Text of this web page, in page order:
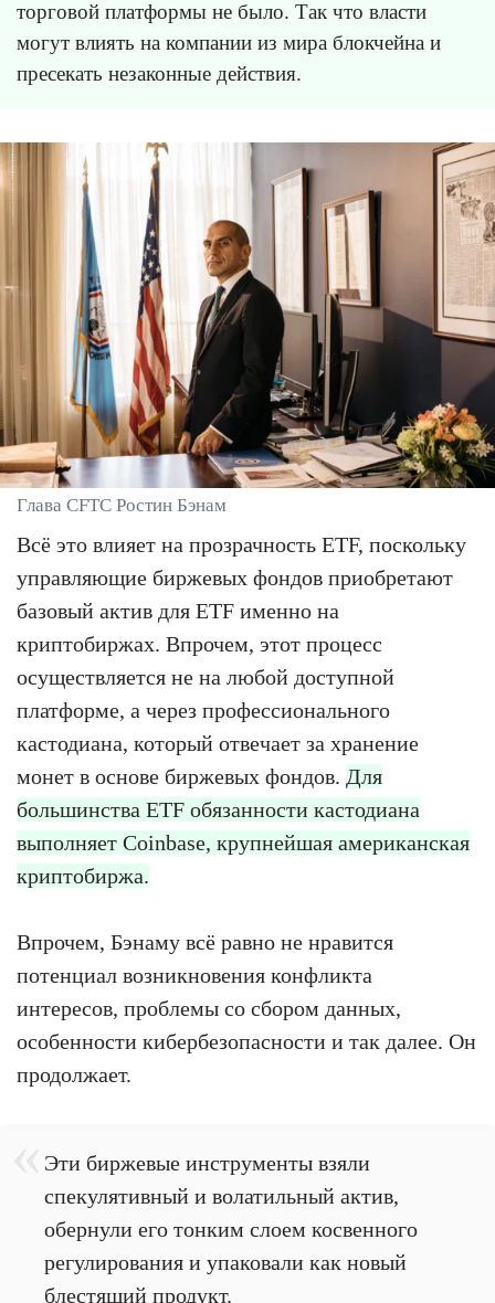
торговой платформы не было. Так что власти
могут влиять на компании из мира блокчейна и
пресекать незаконные действия.
Глава CFTC Ростин Бэнам
Всё это влияет на прозрачность ETF, поскольку
управляющие биржевых фондов приобретают
базовый актив для ETF именно на
криптобиржах. Впрочем, этот процесс
осуществляется не на любой доступной
платформе, а через профессионального
кастодиана, который отвечает за хранение
монет в основе биржевых фондов. Для
большинства ETF обязанности кастодиана
выполняет Coinbase, крупнейшая американская
криптобиржа.
Впрочем, Бэнаму всё равно не нравится
потенциал возникновения конфликта
интересов, проблемы со сбором данных,
особенности кибербезопасности и так далее. Он
продолжает.
Эти биржевые инструменты взяли
спекулятивный и волатильный актив,
обернули его тонким слоем косвенного
регулирования и упаковали как новый
блестящий продукт.